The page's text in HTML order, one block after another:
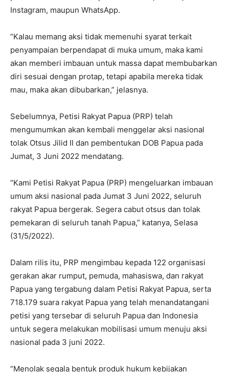
Instagram, maupun WhatsApp.
“Kalau memang aksi tidak memenuhi syarat terkait
penyampaian berpendapat di muka umum, maka kami
akan memberi imbauan untuk massa dapat membubarkan
diri sesuai dengan protap, tetapi apabila mereka tidak
mau, maka akan dibubarkan,” jelasnya.
Sebelumnya, Petisi Rakyat Papua (PRP) telah
mengumumkan akan kembali menggelar aksi nasional
tolak Otsus Jilid II dan pembentukan DOB Papua pada
Jumat, 3 Juni 2022 mendatang.
“Kami Petisi Rakyat Papua (PRP) mengeluarkan imbauan
umum aksi nasional pada Jumat 3 Juni 2022, seluruh
rakyat Papua bergerak. Segera cabut otsus dan tolak
pemekaran di seluruh tanah Papua,” katanya, Selasa
(31/5/2022).
Dalam rilis itu, PRP mengimbau kepada 122 organisasi
gerakan akar rumput, pemuda, mahasiswa, dan rakyat
Papua yang tergabung dalam Petisi Rakyat Papua, serta
718.179 suara rakyat Papua yang telah menandatangani
petisi yang tersebar di seluruh Papua dan Indonesia
untuk segera melakukan mobilisasi umum menuju aksi
nasional pada 3 juni 2022.
“Menolak segala bentuk produk hukum kebijakan